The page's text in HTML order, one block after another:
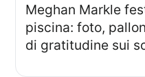
Meghan Markle festeggia 45 anni in
piscina: foto,
di gratitudine sui